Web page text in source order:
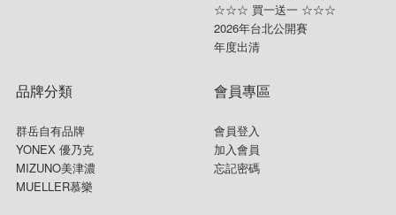
☆☆☆ 買一送一 ☆☆☆
2026年台北公開賽
年度出清
品牌分類
群岳自有品牌
YONEX 優乃克
MIZUNO美津濃
MUELLER慕樂
會員專區
會員登入
加入會員
忘記密碼